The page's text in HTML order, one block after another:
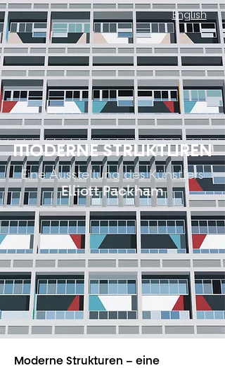
English
Eine Ausstellung des Künstlers
Elliott Packham
MODERNE STRUKTUREN
Moderne Strukturen – eine